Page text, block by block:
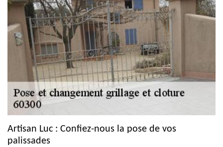
Artisan Luc : Confiez-nous la pose de vos
palissades